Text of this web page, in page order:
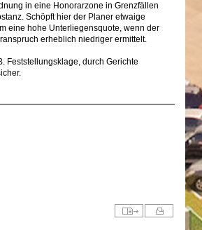
in eine Honorarzone in Grenzfällen
Schöpft hier der Planer etwaige
eine hohe Unterliegensquote, wenn der
erheblich niedriger ermittelt.
Feststellungsklage, durch Gerichte